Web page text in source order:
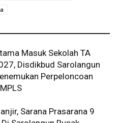
Masuk Sekolah TA
Disdikbud Sarolangun
Perpeloncoan
Sarana Prasarana 9